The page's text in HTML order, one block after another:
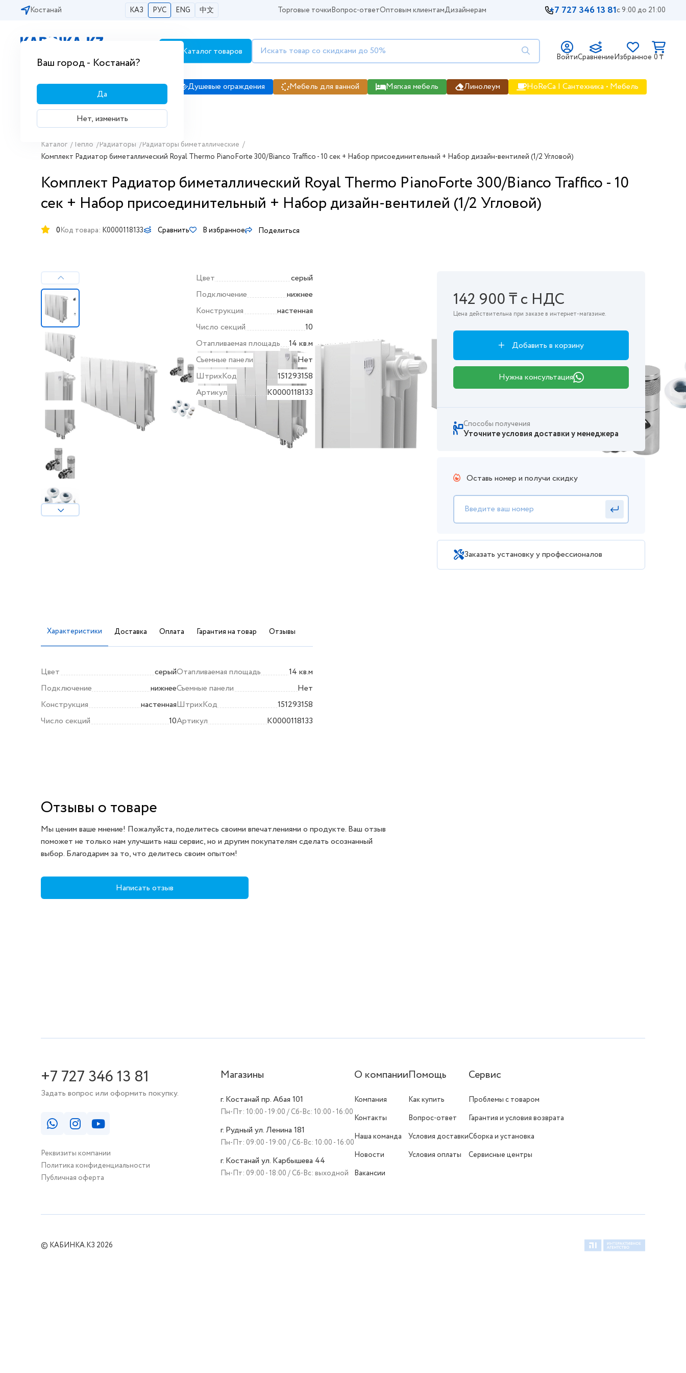
Костанай КАЗ РУС ENG 中文
Ваш город - Костанай?
Да
Нет, изменить
Торговые точкиВопрос-ответОптовым клиентамДизайнерам +7 727 346 13 81с 9:00 до 21:00
Бесплатная доставка по городам РК
Каталог товаров ВойтиСравнениеИзбранное 0 ₸
Сантехника Душевые кабины Душевые ограждения Мебель для ванной Мягкая мебель Линолеум HoReCa | Сантехника • Мебель
Каталог / Тепло /Радиаторы /Радиаторы биметаллические /
Комплект Радиатор биметаллический Royal Thermo PianoForte 300/Bianco Traffico - 10 сек + Набор присоединительный + Набор дизайн-вентилей (1/2 Угловой)
Комплект Радиатор биметаллический Royal Thermo PianoForte 300/Bianco Traffico - 10
сек + Набор присоединительный + Набор дизайн-вентилей (1/2 Угловой)
0Код товара: K0000118133 Сравнить В избранное Поделиться
Цвет
серый
Подключение
нижнее
Конструкция
настенная
Число секций
10
Отапливаемая площадь
14 кв.м
Съемные панели
Нет
ШтрихКод
151293158
Артикул
K0000118133
142 900 ₸ с НДС
Цена действительна при заказе в интернет-магазине.
Добавить в корзину
Нужна консультация
Способы получения
Уточните условия доставки у менеджера
Оставь номер и получи скидку
Заказать установку у профессионалов
Характеристики Доставка Оплата Гарантия на товар Отзывы
Цвет
серый
Подключение
нижнее
Конструкция
настенная
Число секций
10
Отапливаемая площадь
14 кв.м
Съемные панели
Нет
ШтрихКод
151293158
Артикул
K0000118133
Отзывы о товаре
Мы ценим ваше мнение! Пожалуйста, поделитесь своими впечатлениями о продукте. Ваш отзыв
поможет не только нам улучшить наш сервис, но и другим покупателям сделать осознанный
выбор. Благодарим за то, что делитесь своим опытом!
Написать отзыв
+7 727 346 13 81
Задать вопрос или оформить покупку.
Реквизиты компании
Политика конфиденциальности
Публичная оферта
Магазины
г. Костанай пр. Абая 101
Пн-Пт: 10:00 - 19:00 / Сб-Вс: 10:00 - 16:00
г. Рудный ул. Ленина 181
Пн-Пт: 09:00 - 19:00 / Сб-Вс: 10:00 - 16:00
г. Костанай ул. Карбышева 44
Пн-Пт: 09:00 - 18:00 / Сб-Вс: выходной
О компании
Компания
Контакты
Наша команда
Новости
Вакансии
Помощь
Как купить
Вопрос-ответ
Условия доставки
Условия оплаты
Сервис
Проблемы с товаром
Гарантия и условия возврата
Сборка и установка
Сервисные центры
© КАБИНКА.КЗ 2026